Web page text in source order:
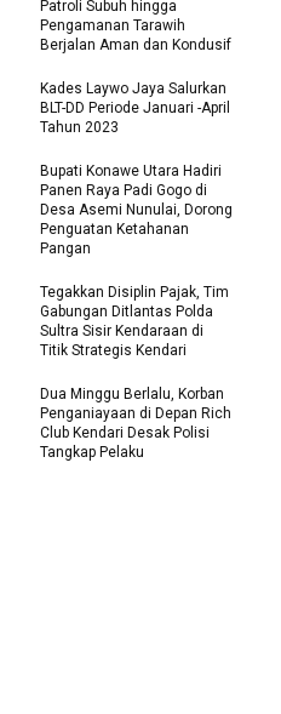
Patroli Subuh hingga
Pengamanan Tarawih
Berjalan Aman dan Kondusif
Kades Laywo Jaya Salurkan
BLT-DD Periode Januari -April
Tahun 2023
Bupati Konawe Utara Hadiri
Panen Raya Padi Gogo di
Desa Asemi Nunulai, Dorong
Penguatan Ketahanan
Pangan
Tegakkan Disiplin Pajak, Tim
Gabungan Ditlantas Polda
Sultra Sisir Kendaraan di
Titik Strategis Kendari
Dua Minggu Berlalu, Korban
Penganiayaan di Depan Rich
Club Kendari Desak Polisi
Tangkap Pelaku